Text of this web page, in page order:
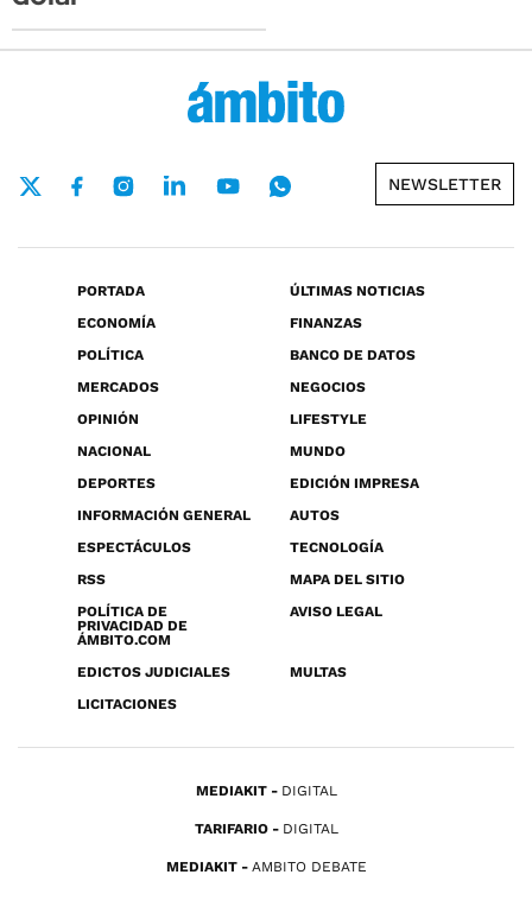
NEWSLETTER
PORTADA
ÚLTIMAS NOTICIAS
ECONOMÍA
FINANZAS
POLÍTICA
BANCO DE DATOS
MERCADOS
NEGOCIOS
OPINIÓN
LIFESTYLE
NACIONAL
MUNDO
DEPORTES
EDICIÓN IMPRESA
INFORMACIÓN GENERAL
AUTOS
ESPECTÁCULOS
TECNOLOGÍA
RSS
MAPA DEL SITIO
POLÍTICA DE
PRIVACIDAD DE
ÁMBITO.COM
AVISO LEGAL
EDICTOS JUDICIALES
MULTAS
LICITACIONES
MEDIAKIT DIGITAL
TARIFARIO DIGITAL
MEDIAKIT AMBITO DEBATE